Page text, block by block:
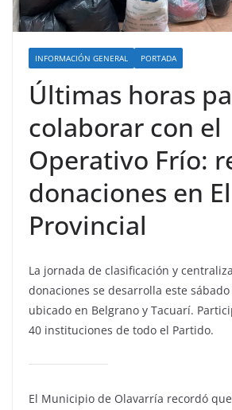
INFORMACIÓN GENERAL PORTADA
Últimas horas
colaborar con el
Operativo Frío:
donaciones en El
Provincial
La jornada de clasificación y
donaciones se desarrolla este
ubicado en Belgrano y Tacuarí.
40 instituciones de todo el Partido.
El Municipio de Olavarría recordó que